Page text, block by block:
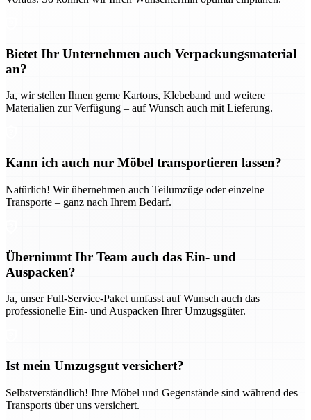
Bietet Ihr Unternehmen auch Verpackungsmaterial
an?
Ja, wir stellen Ihnen gerne Kartons, Klebeband und weitere
Materialien zur Verfügung – auf Wunsch auch mit Lieferung.
Kann ich auch nur Möbel transportieren lassen?
Natürlich! Wir übernehmen auch Teilumzüge oder einzelne
Transporte – ganz nach Ihrem Bedarf.
Übernimmt Ihr Team auch das Ein- und
Auspacken?
Ja, unser Full-Service-Paket umfasst auf Wunsch auch das
professionelle Ein- und Auspacken Ihrer Umzugsgüter.
Ist mein Umzugsgut versichert?
Selbstverständlich! Ihre Möbel und Gegenstände sind während des
Transports über uns versichert.